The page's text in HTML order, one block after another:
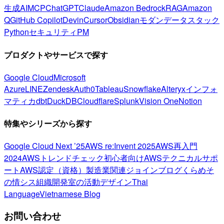
生成AIMCPChatGPTClaudeAmazon BedrockRAGAmazon
QGitHub CopilotDevinCursorObsidianモダンデータスタック
PythonセキュリティPM
プロダクトやサービスで探す
Google CloudMicrosoft
AzureLINEZendeskAuth0TableauSnowflakeAlteryxインフォ
マティカdbtDuckDBCloudflareSplunkVision OneNotion
特集やシリーズから探す
Google Cloud Next ’25AWS re:Invent 2025AWS再入門
2024AWSトレンドチェック初心者向けAWSテクニカルサポ
ートAWS認定（資格） 製造業関連ジョインブログくらめそ
の情シス組織開発室の活動デザインThai
LanguageVietnamese Blog
お問い合わせ